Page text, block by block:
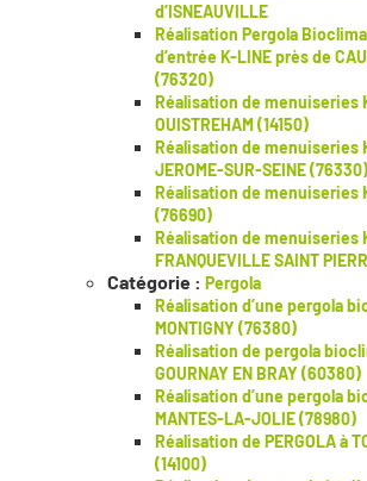
d’ISNEAUVILLE
Réalisation Pergola
d’entrée K-LINE près de
(76320)
Réalisation de menuiseries
OUISTREHAM (14150)
Réalisation de menuiseries
JEROME-SUR-SEINE (76330)
Réalisation de menuiseries
(76690)
Réalisation de menuiseries
FRANQUEVILLE SAINT
Catégorie : Pergola
Réalisation d’une pergola
MONTIGNY (76380)
Réalisation de pergola
GOURNAY EN BRAY (60380)
Réalisation d’une pergola
MANTES-LA-JOLIE (78980)
Réalisation de PERGOLA à
(14100)